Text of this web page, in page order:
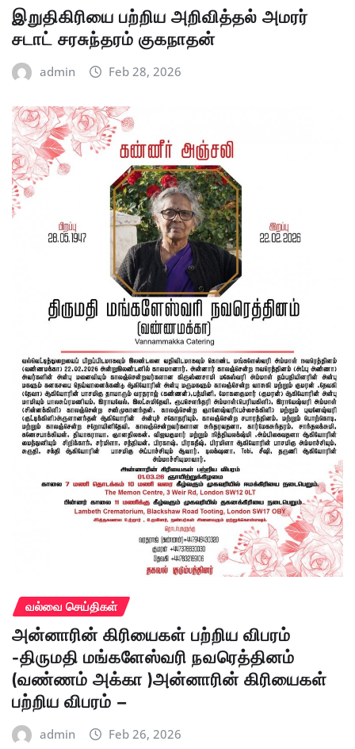
இறுதிகிரியை பற்றிய அறிவித்தல் அமரர்
சடாட் சரசுந்தரம் குகநாதன்
admin Feb 28, 2026
வல்வை செய்திகள்
அன்னாரின் கிரியைகள் பற்றிய விபரம்
-திருமதி மங்களேஸ்வரி நவரெத்தினம்
(வண்ணம் அக்கா )அன்னாரின் கிரியைகள்
பற்றிய விபரம் –
admin Feb 26, 2026